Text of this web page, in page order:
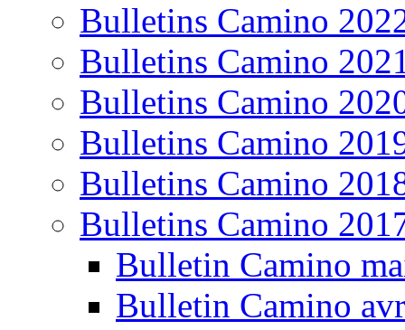
Bulletins Camino
Bulletins Camino
Bulletins Camino
Bulletins Camino
Bulletins Camino
Bulletins Camino
Bulletin Camino
Bulletin Camino